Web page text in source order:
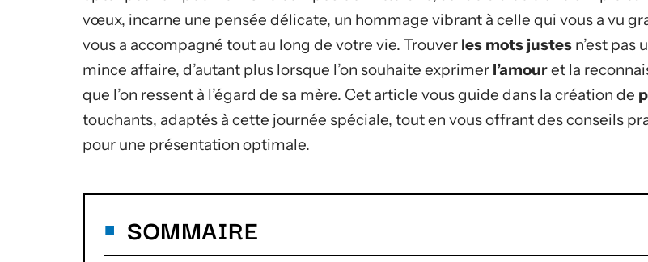
vœux, incarne une pensée délicate, un hommage vibrant à celle qui vous a vu
vous a accompagné tout au long de votre vie. Trouver les mots justes n’est pas
mince affaire, d’autant plus lorsque l’on souhaite exprimer l’amouret la
que l’on ressent à l’égard de sa mère. Cet article vous guide dans la création de
touchants, adaptés à cette journée spéciale, tout en vous offrant des conseils
pour une présentation optimale.
SOMMAIRE